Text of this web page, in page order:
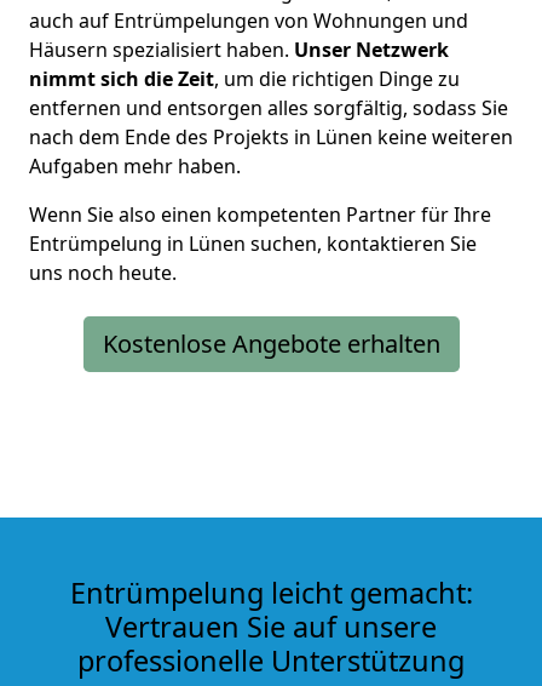
auch auf Entrümpelungen von Wohnungen und
Häusern spezialisiert haben. Unser Netzwerk
nimmt sich die Zeit, um die richtigen Dinge zu
entfernen und entsorgen alles sorgfältig, sodass Sie
nach dem Ende des Projekts in Lünen keine weiteren
Aufgaben mehr haben.
Wenn Sie also einen kompetenten Partner für Ihre
Entrümpelung in Lünen suchen, kontaktieren Sie
uns noch heute.
Kostenlose Angebote erhalten
Entrümpelung leicht gemacht:
Vertrauen Sie auf unsere
professionelle Unterstützung